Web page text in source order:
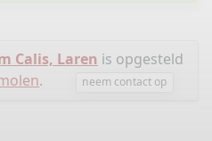
Calis, Laren is opgesteld
. neem contact op